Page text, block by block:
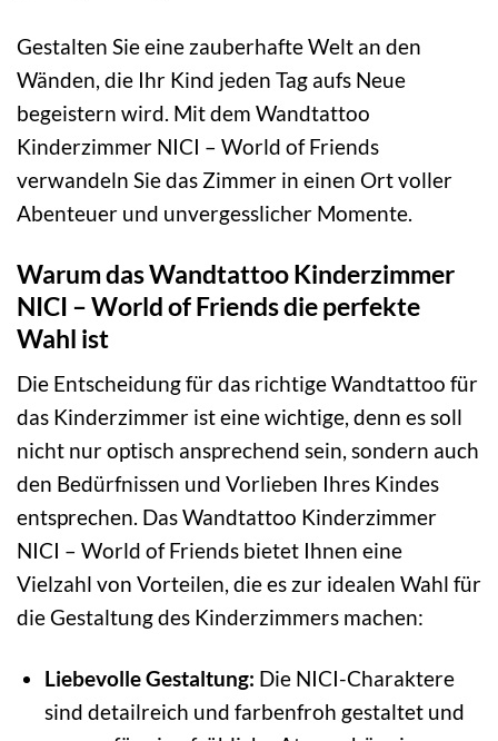
Gestalten Sie eine zauberhafte Welt an den
Wänden, die Ihr Kind jeden Tag aufs Neue
begeistern wird. Mit dem Wandtattoo
Kinderzimmer NICI – World of Friends
verwandeln Sie das Zimmer in einen Ort voller
Abenteuer und unvergesslicher Momente.
Warum das Wandtattoo Kinderzimmer
NICI – World of Friends die perfekte
Wahl ist
Die Entscheidung für das richtige Wandtattoo für
das Kinderzimmer ist eine wichtige, denn es soll
nicht nur optisch ansprechend sein, sondern auch
den Bedürfnissen und Vorlieben Ihres Kindes
entsprechen. Das Wandtattoo Kinderzimmer
NICI – World of Friends bietet Ihnen eine
Vielzahl von Vorteilen, die es zur idealen Wahl für
die Gestaltung des Kinderzimmers machen:
Liebevolle Gestaltung: Die NICI-Charaktere
sind detailreich und farbenfroh gestaltet und